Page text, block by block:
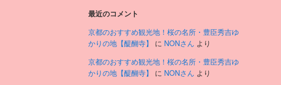
最近のコメント
京都のおすすめ観光地！桜の名所・豊臣秀吉ゆ
かりの地【醍醐寺】
に NONさん より
京都のおすすめ観光地！桜の名所・豊臣秀吉ゆ
かりの地【醍醐寺】
に NONさん より